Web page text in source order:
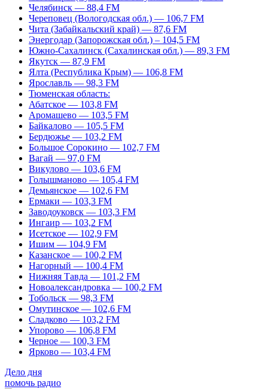
Челябинск — 88,4 FM
Череповец (Вологодская обл.) — 106,7 FM
Чита (Забайкальский край) — 87,6 FM
Энергодар (Запорожская обл.) – 104,5 FM
Южно-Сахалинск (Сахалинская обл.) — 89,3 FM
Якутск — 87,9 FM
Ялта (Республика Крым) — 106,8 FM
Ярославль — 98,3 FM
Тюменская область:
Абатское — 103,8 FM
Аромашево — 103,5 FM
Байкалово — 105,5 FM
Бердюжье — 103,2 FM
Большое Сорокино — 102,7 FM
Вагай — 97,0 FM
Викулово — 103,6 FM
Голышманово — 105,4 FM
Демьянское — 102,6 FM
Ермаки — 103,3 FM
Заводоуковск — 103,3 FM
Ингаир — 103,2 FM
Исетское — 102,9 FM
Ишим — 104,9 FM
Казанское — 100,2 FM
Нагорный — 100,4 FM
Нижняя Тавда — 101,2 FM
Новоалександровка — 100,2 FM
Тобольск — 98,3 FM
Омутинское — 102,6 FM
Сладково — 103,2 FM
Упорово — 106,8 FM
Черное — 100,3 FM
Ярково — 103,4 FM
Дело дня
помочь радио